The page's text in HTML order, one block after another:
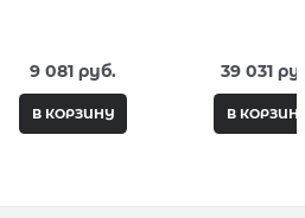
9 081 руб.
В КОРЗИНУ
39 031
В